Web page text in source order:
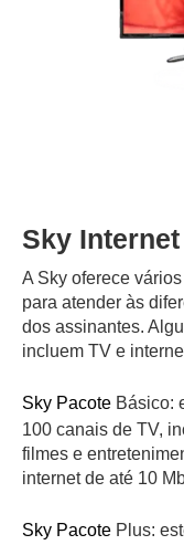
Sky
A Sky oferece
para atender às
dos assinantes.
incluem TV e
Sky Pacote Básico:
100 canais de TV,
filmes e
internet de até 10
Sky Pacote Plus: